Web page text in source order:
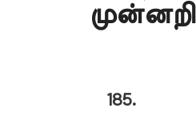
185.